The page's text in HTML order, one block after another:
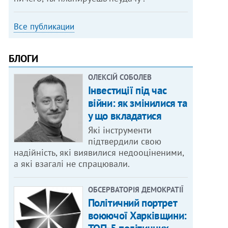
Все публикации
БЛОГИ
ОЛЕКСІЙ СОБОЛЕВ
Інвестиції під час
війни: як змінилися та
у що вкладатися
Які інструменти
підтвердили свою
надійність, які виявилися недооціненими,
а які взагалі не спрацювали.
ОБСЕРВАТОРІЯ ДЕМОКРАТІЇ
Політичний портрет
воюючої Харківщини: